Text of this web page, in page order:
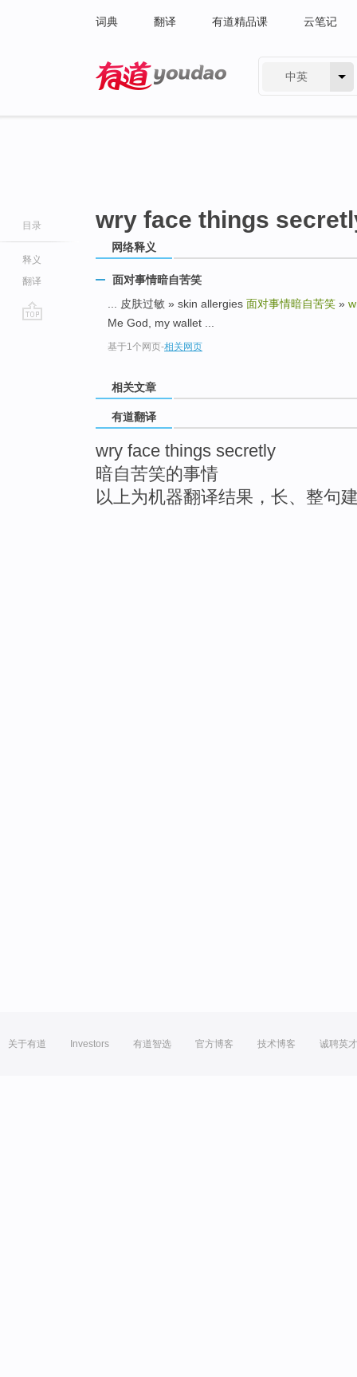
词典 翻译 有道精品课 云笔记
中英
目录
释义
翻译
wry face things
网络释义
面对事情暗自苦笑
... 皮肤过敏 » skin allergies 面对事情暗自苦笑 »
Me God, my wallet ...
基于1个网页-相关网页
相关文章
有道翻译
wry face things secretly
暗自苦笑的事情
以上为机器翻译结果，长、整句
关于有道 Investors 有道智选 官方博客 技术博客 诚聘英才